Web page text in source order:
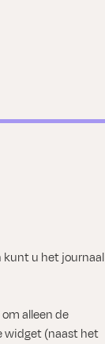
kunt u het journaal
alleen de
widget (naast het